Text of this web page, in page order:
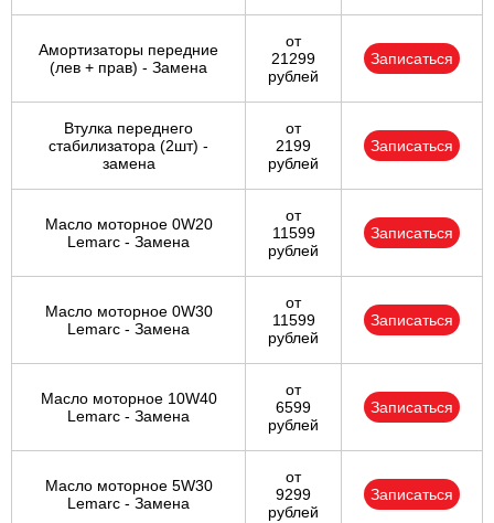
Амортизаторы передние
(лев + прав) - Замена
от
21299
рублей
Записаться
Втулка переднего
стабилизатора (2шт) -
замена
от
2199
рублей
Записаться
Масло моторное 0W20
Lemarc - Замена
от
11599
рублей
Записаться
Масло моторное 0W30
Lemarc - Замена
от
11599
рублей
Записаться
Масло моторное 10W40
Lemarc - Замена
от
6599
рублей
Записаться
Масло моторное 5W30
Lemarc - Замена
от
9299
рублей
Записаться